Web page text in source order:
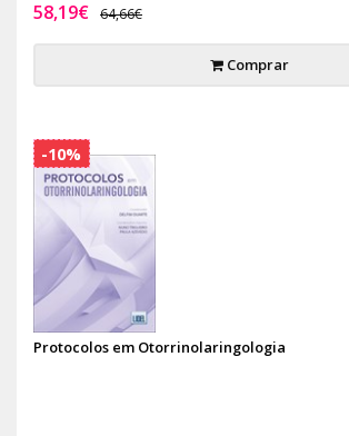
58,19€ 64,66€
Comprar
Protocolos em Otorrinolaringologia
-10%